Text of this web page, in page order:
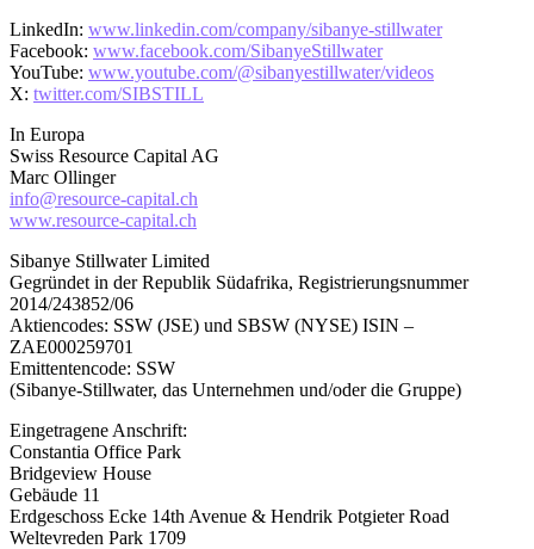
LinkedIn: www.linkedin.com/company/sibanye-stillwater
Facebook: www.facebook.com/SibanyeStillwater
YouTube: www.youtube.com/@sibanyestillwater/videos
X: twitter.com/SIBSTILL
In Europa
Swiss Resource Capital AG
Marc Ollinger
info@resource-capital.ch
www.resource-capital.ch
Sibanye Stillwater Limited
Gegründet in der Republik Südafrika, Registrierungsnummer
2014/243852/06
Aktiencodes: SSW (JSE) und SBSW (NYSE) ISIN –
ZAE000259701
Emittentencode: SSW
(Sibanye-Stillwater, das Unternehmen und/oder die Gruppe)
Eingetragene Anschrift:
Constantia Office Park
Bridgeview House
Gebäude 11
Erdgeschoss Ecke 14th Avenue & Hendrik Potgieter Road
Weltevreden Park 1709